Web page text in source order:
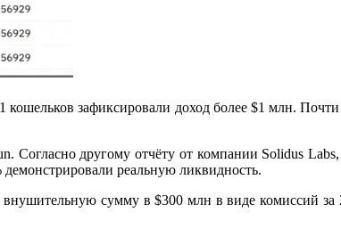
зафиксировали доход более $1 млн.
другому отчёту от компании Solidus
реальную ликвидность.
внушительную сумму в $300 млн в виде комиссий